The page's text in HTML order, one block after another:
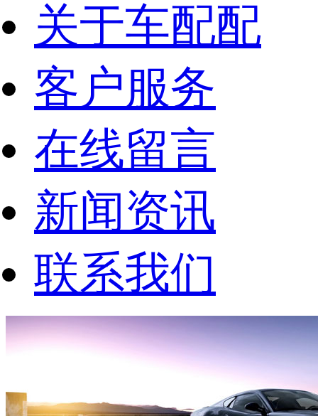
关于车配配
客户服务
在线留言
新闻资讯
联系我们